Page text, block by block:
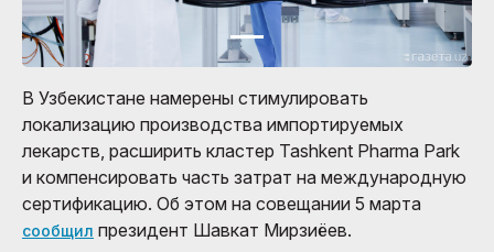
В Узбекистане намерены стимулировать
локализацию производства импортируемых
лекарств, расширить кластер Tashkent Pharma Park
и компенсировать часть затрат на международную
сертификацию. Об этом на совещании 5 марта
сообщил президент Шавкат Мирзиёев.